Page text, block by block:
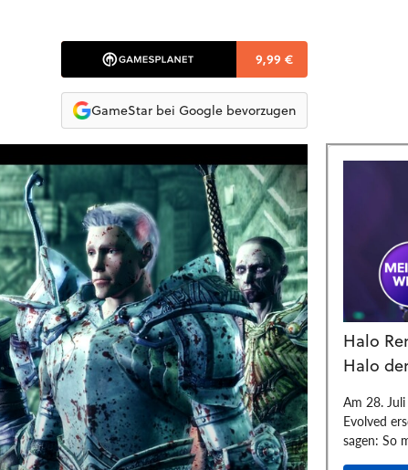
9,99 €
GameStar bei Google bevorzugen